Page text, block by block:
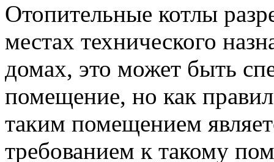
Отопительные котлы
местах технического
домах, это может быть
помещение, но как
таким помещением
требованием к такому